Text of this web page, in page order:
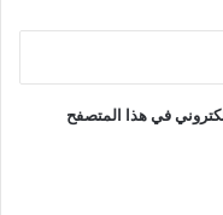
في هذا المتصفح